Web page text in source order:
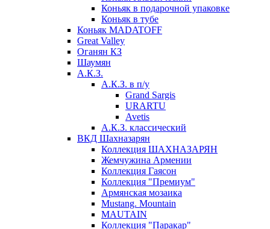
Коньяк в подарочной упаковке
Коньяк в тубе
Коньяк MADATOFF
Great Valley
Оганян КЗ
Шаумян
А.К.З.
А.К.З. в п/у
Grand Sargis
URARTU
Avetis
А.К.З. классический
ВКД Шахназарян
Коллекция ШАХНАЗАРЯН
Жемчужина Армении
Коллекция Гаясон
Коллекция "Премиум"
Армянская мозаика
Mustang. Mountain
MAUTAIN
Коллекция "Паракар"